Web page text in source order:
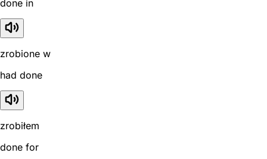
done in
zrobione w
had done
zrobiłem
done for